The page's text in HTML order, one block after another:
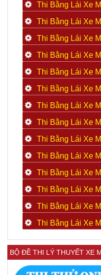
Thi Bằng Lái Xe
Thi Bằng Lái Xe
Thi Bằng Lái Xe
Thi Bằng Lái Xe
Thi Bằng Lái Xe
Thi Bằng Lái Xe
Thi Bằng Lái Xe
Thi Bằng Lái Xe
Thi Bằng Lái Xe
Thi Bằng Lái Xe
Thi Bằng Lái Xe
Thi Bằng Lái Xe
Thi Bằng Lái Xe
Thi Bằng Lái Xe
BỘ ĐỀ THI LÝ THUYẾT XE